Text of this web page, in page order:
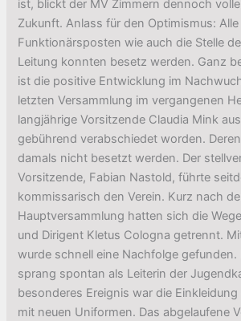
ist, blickt der MV Zimmern dennoch
Zukunft. Anlass für den Optimismus: Alle
Funktionärsposten wie auch die Stelle
Leitung konnten besetz werden. Ganz
ist die positive Entwicklung im
letzten Versammlung im vergangenen
langjährige Vorsitzende Claudia Mink
gebührend verabschiedet worden.
damals nicht besetzt werden. Der
Vorsitzende, Fabian Nastold, führte
kommissarisch den Verein. Kurz nach
Hauptversammlung hatten sich die
und Dirigent Kletus Cologna getrennt.
wurde schnell eine Nachfolge gefunden.
sprang spontan als Leiterin der
besonderes Ereignis war die
mit neuen Uniformen. Das abgelaufene